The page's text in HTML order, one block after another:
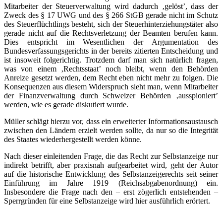
Mitarbeiter der Steuerverwaltung wird dadurch ‚gelöst’, dass der
Zweck des § 17 UWG und des § 266 StGB gerade nicht im Schutz
des Steuerflüchtlings besteht, sich der Steuerhinterziehungstäter also
gerade nicht auf die Rechtsverletzung der Beamten berufen kann.
Dies entspricht im Wesentlichen der Argumentation des
Bundesverfassungsgerichts in der bereits zitierten Entscheidung und
ist insoweit folgerichtig. Trotzdem darf man sich natürlich fragen,
was von einem ‚Rechtsstaat’ noch bleibt, wenn den Behörden
Anreize gesetzt werden, dem Recht eben nicht mehr zu folgen. Die
Konsequenzen aus diesem Widerspruch sieht man, wenn Mitarbeiter
der Finanzverwaltung durch Schweizer Behörden ‚ausspioniert’
werden, wie es gerade diskutiert wurde.
Müller schlägt hierzu vor, dass ein erweiterter Informationsaustausch
zwischen den Ländern erzielt werden sollte, da nur so die Integrität
des Staates wiederhergestellt werden könne.
Nach dieser einleitenden Frage, die das Recht zur Selbstanzeige nur
indirekt betrifft, aber praxisnah aufgearbeitet wird, geht der Autor
auf die historische Entwicklung des Selbstanzeigerechts seit seiner
Einführung im Jahre 1919 (Reichsabgabenordnung) ein.
Insbesondere die Frage nach den – erst zögerlich entstehenden –
Sperrgründen für eine Selbstanzeige wird hier ausführlich erörtert.